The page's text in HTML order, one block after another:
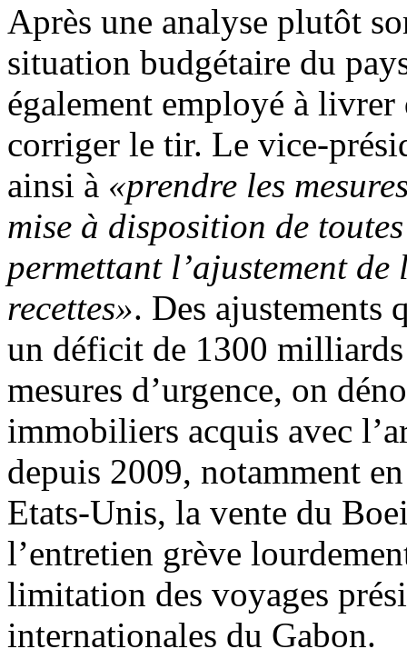
Après une analyse plutôt
situation budgétaire du
également employé à
corriger le tir. Le vice-
ainsi à «prendre les
mise à disposition de
permettant l’ajustement
recettes». Des ajustements
un déficit de 1300
mesures d’urgence, on
immobiliers acquis avec
depuis 2009, notamment
Etats-Unis, la vente du
l’entretien grève
limitation des voyages
internationales du Gabon.